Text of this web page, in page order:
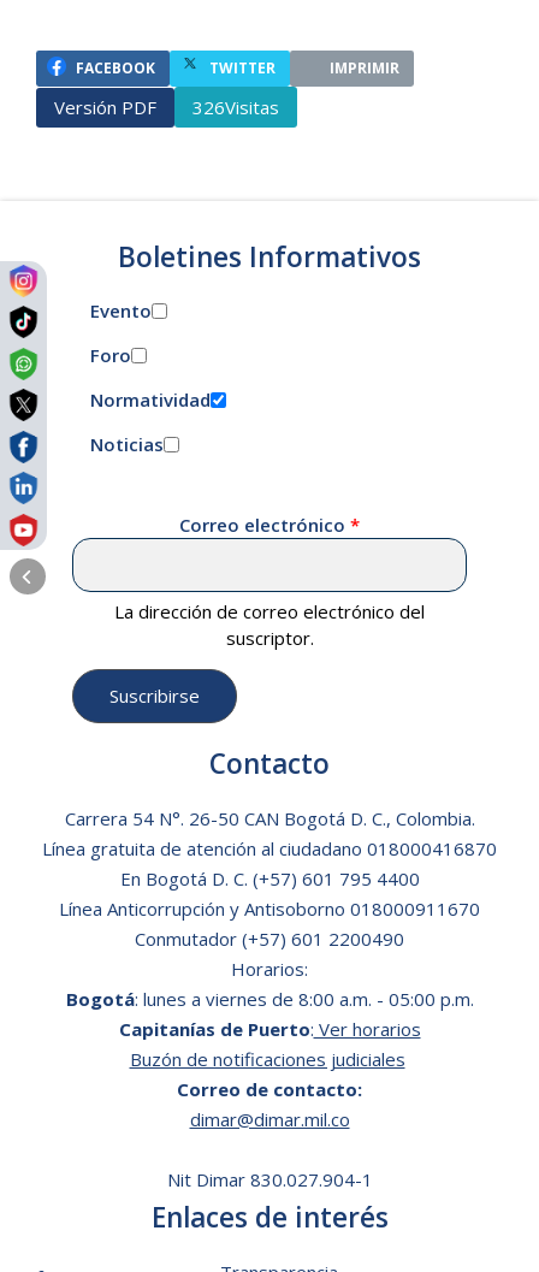
FACEBOOK TWITTER IMPRIMIR
Versión PDF 326Visitas
Boletines Informativos
Evento
Foro
Normatividad
Noticias
Correo electrónico
La dirección de correo electrónico del
suscriptor.
Contacto
Carrera 54 N°. 26-50 CAN Bogotá D. C., Colombia.
Línea gratuita de atención al ciudadano 018000416870
En Bogotá D. C. (+57) 601 795 4400
Línea Anticorrupción y Antisoborno 018000911670
Conmutador (+57) 601 2200490
Horarios:
Bogotá: lunes a viernes de 8:00 a.m. - 05:00 p.m.
Capitanías de Puerto: Ver horarios
Buzón de notificaciones judiciales
Correo de contacto:
dimar@dimar.mil.co
Nit Dimar 830.027.904-1
Enlaces de interés